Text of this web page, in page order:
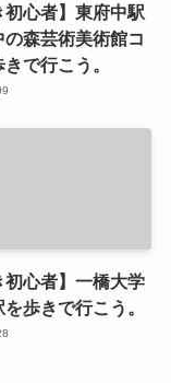
初心者】東府中駅
の森芸術美術館コ
で行こう。
初心者】一橋大学
歩きで行こう。